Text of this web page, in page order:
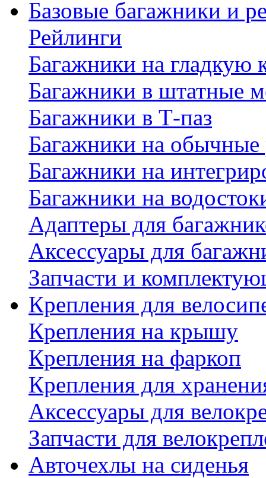
Базовые багажники и
Рейлинги
Багажники на гладкую
Багажники в штатные
Багажники в Т-паз
Багажники на обычные
Багажники на
Багажники на
Адаптеры для
Аксессуары для
Запчасти и
Крепления для
Крепления на крышу
Крепления на фаркоп
Крепления для
Аксессуары для
Запчасти для
Авточехлы на сиденья